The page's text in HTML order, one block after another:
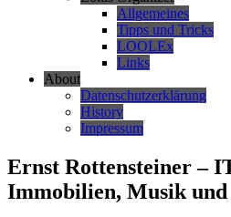
Allgemeines
Tipps und Tricks
LOOLEx
Links
About
Datenschutzerklärung
History
Impressum
Ernst Rottensteiner –
Immobilien, Musik